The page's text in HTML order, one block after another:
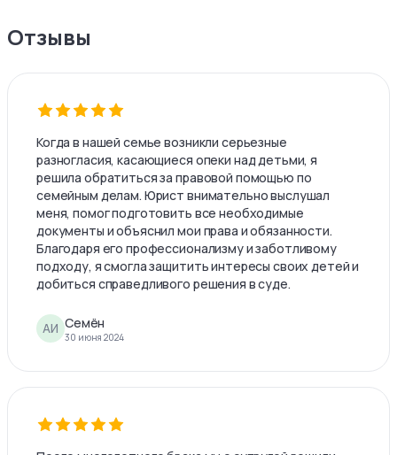
Отзывы
Когда в нашей семье возникли серьезные
разногласия, касающиеся опеки над детьми, я
решила обратиться за правовой помощью по
семейным делам. Юрист внимательно выслушал
меня, помог подготовить все необходимые
документы и объяснил мои права и обязанности.
Благодаря его профессионализму и заботливому
подходу, я смогла защитить интересы своих детей и
добиться справедливого решения в суде.
АИ Семён
30 июня 2024